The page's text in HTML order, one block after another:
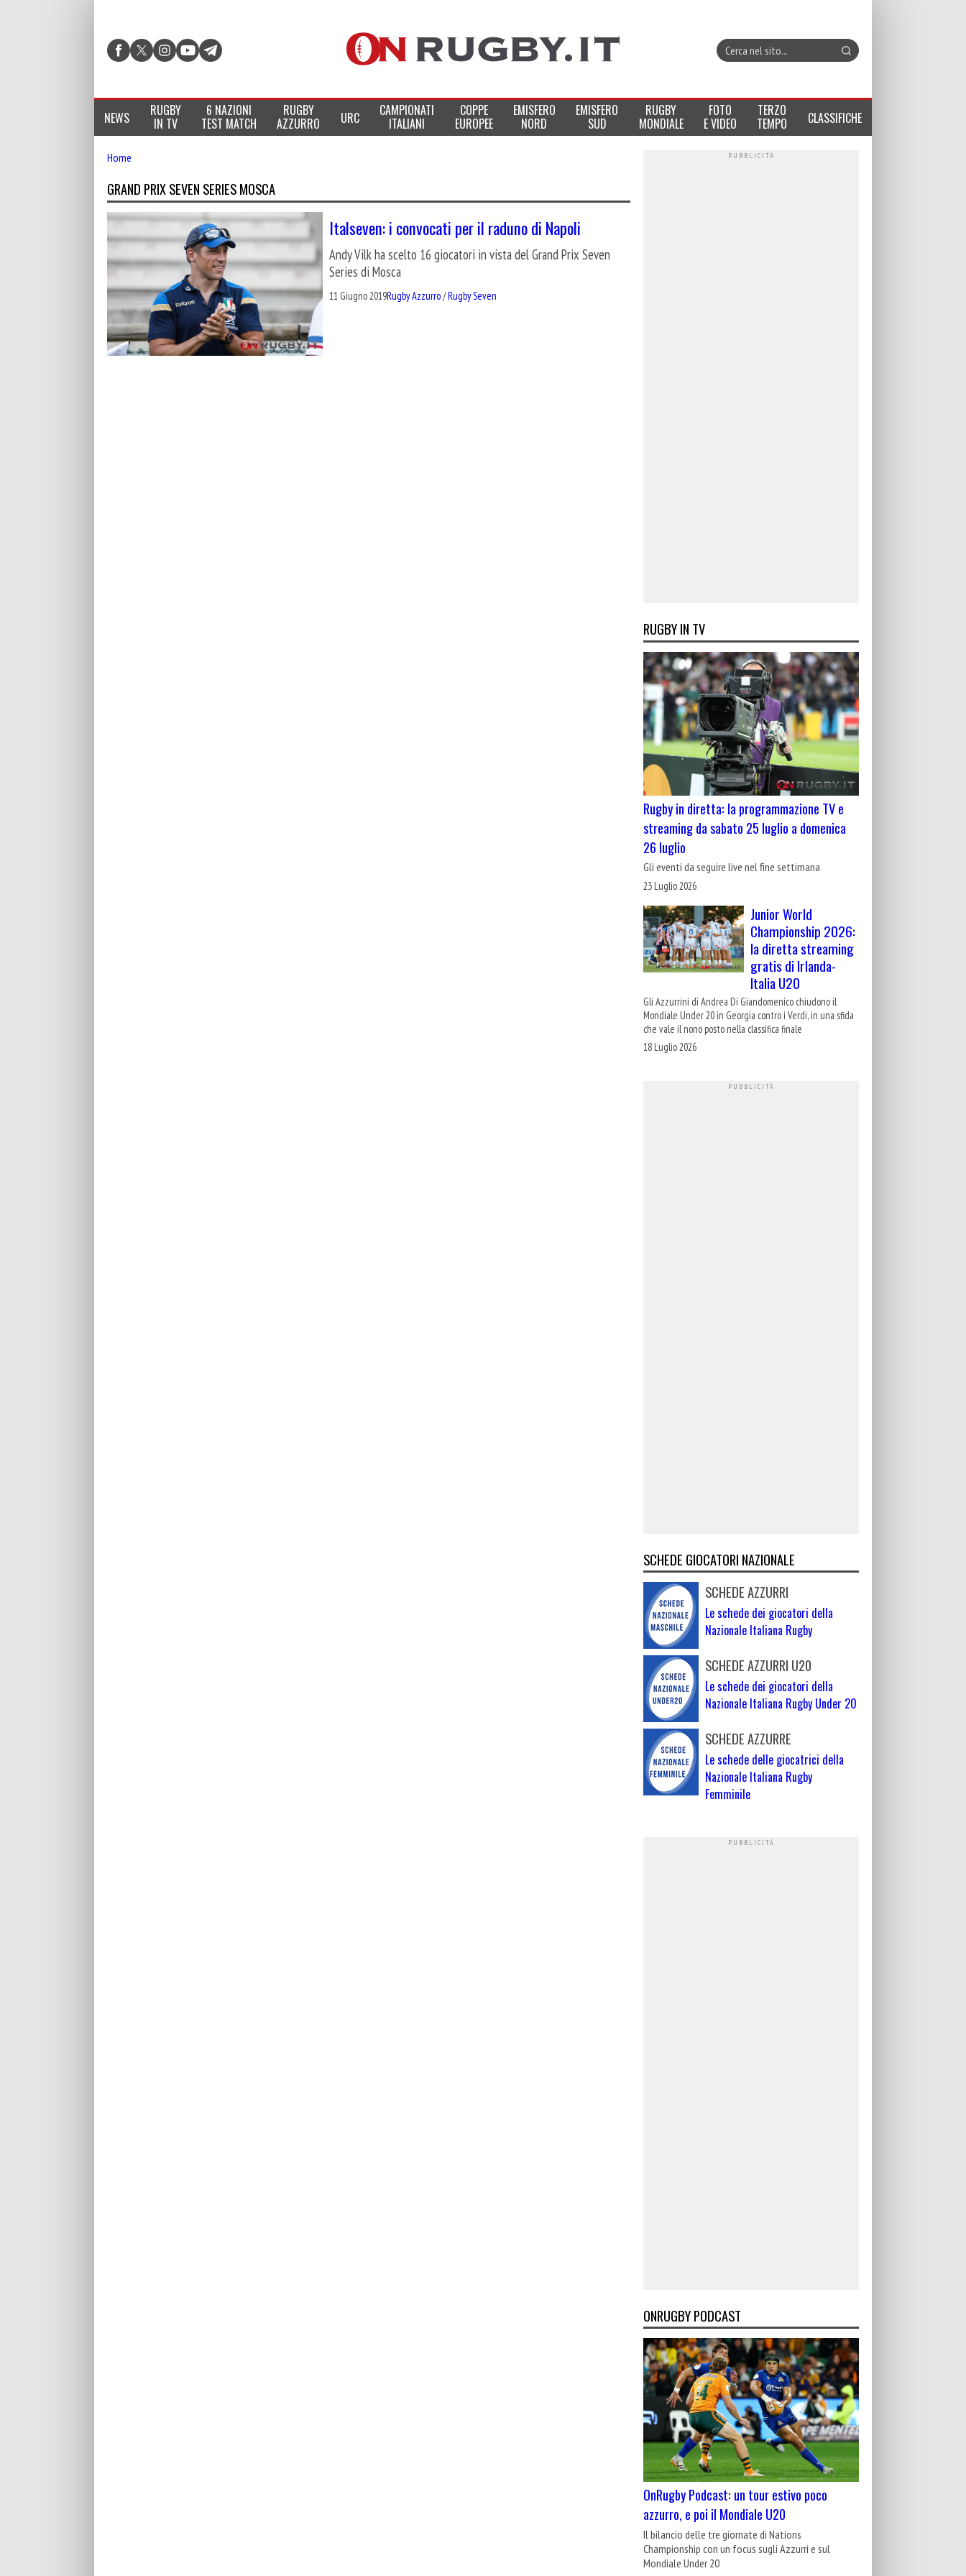
NEWS RUGBY
IN TV
6 NAZIONI
TEST MATCH
RUGBY
AZZURRO URC CAMPIONATI
ITALIANI
COPPE
EUROPEE
EMISFERO
NORD
EMISFERO
SUD
RUGBY
MONDIALE
FOTO
E VIDEO
TERZO
TEMPO CLASSIFICHE
Home
GRAND PRIX SEVEN SERIES MOSCA
Italseven: i convocati per il raduno di Napoli
Andy Vilk ha scelto 16 giocatori in vista del Grand Prix Seven
Series di Mosca
11 Giugno 2019Rugby Azzurro/Rugby Seven
RUGBY IN TV
Rugby in diretta: la programmazione TV e
streaming da sabato 25 luglio a domenica
26 luglio
Gli eventi da seguire live nel fine settimana
23 Luglio 2026
Junior World
Championship 2026:
la diretta streaming
gratis di Irlanda-
Italia U20
Gli Azzurrini di Andrea Di Giandomenico chiudono il
Mondiale Under 20 in Georgia contro i Verdi, in una sfida
che vale il nono posto nella classifica finale
18 Luglio 2026
SCHEDE GIOCATORI NAZIONALE
SCHEDE AZZURRI
Le schede dei giocatori della
Nazionale Italiana Rugby
SCHEDE AZZURRI U20
Le schede dei giocatori della
Nazionale Italiana Rugby Under 20
SCHEDE AZZURRE
Le schede delle giocatrici della
Nazionale Italiana Rugby
Femminile
ONRUGBY PODCAST
OnRugby Podcast: un tour estivo poco
azzurro, e poi il Mondiale U20
Il bilancio delle tre giornate di Nations
Championship con un focus sugli Azzurri e sul
Mondiale Under 20